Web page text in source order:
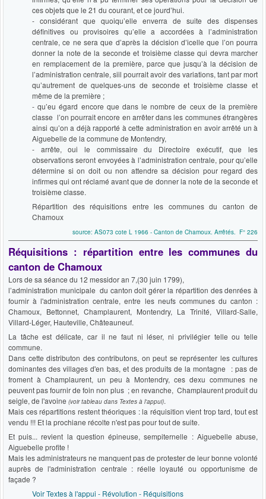
ces objets que le 21 du courant, et ce jourd’hui.
- considérant que quoiqu’elle enverra de suite des dispenses
définitives ou provisoires qu’elle a accordées à l’administration
centrale, ce ne sera que d’après la décision d’icelle que l’on pourra
donner la note de la seconde et troisième classe qui devra marcher
en remplacement de la première, parce que jusqu’à la décision de
l’administration centrale, siil pourrait avoir des variations, tant par mort
qu’autrement de quelques-uns de seconde et troisième classe et
même de la première ;
- qu’eu égard encore que dans le nombre de ceux de la première
classe l’on pourrait encore en arrêter dans les communes étrangères
ainsi qu’on a déjà rapporté à cette administration en avoir arrêté un à
Aiguebelle de la commune de Montendry,
- arrête, oui le commissaire du Directoire exécutif, que les
observations seront envoyées à l’administration centrale, pour qu’elle
détermine si on doit ou non attendre sa décision pour regard des
infirmes qui ont réclamé avant que de donner la note de la seconde et
troisième classe.
Répartition des réquisitions entre les communes du canton de
Chamoux
source: AS073 cote L 1966 - Canton de Chamoux. Arrêtés. F° 226
Réquisitions : répartition entre les communes du
canton de Chamoux
Lors de sa séance du 12 messidor an 7,(30 juin 1799),
l’administration municipale du canton doit gérer la répartition des denrées à
fournir à l'administration centrale, entre les neufs communes du canton :
Chamoux, Bettonnet, Champlaurent, Montendry, La Trinité, Villard-Salle,
Villard-Léger, Hauteville, Châteauneuf.
La tâche est délicate, car il ne faut ni léser, ni privilégier telle ou telle
commune.
Dans cette distributon des contributons, on peut se représenter les cultures
dominantes des villages d'en bas, et des produits de la montagne : pas de
froment à Champlaurent, un peu à Montendry, ces dexu communes ne
peuvent pas fournir de foin non plus ; en revanche, Champlaurent produit du
seigle, de l'avoine (voir tableau dans Textes à l'appui).
Mais ces répartitions restent théoriques : la réquisition vient trop tard, tout est
vendu !!! Et la prochiane récolte n'est pas pour tout de suite.
Et puis... revient la question épineuse, sempiternelle : Aiguebelle abuse,
Aiguebelle profite !
Mais les administrateurs ne manquent pas de protester de leur bonne volonté
auprès de l'administration centrale : réelle loyauté ou opportunisme de
façade ?
Voir Textes à l'appui - Révolution - Réquisitions